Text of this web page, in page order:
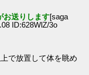
お送りします[saga
ID:628WlZ/3o
で放置して体を眺め